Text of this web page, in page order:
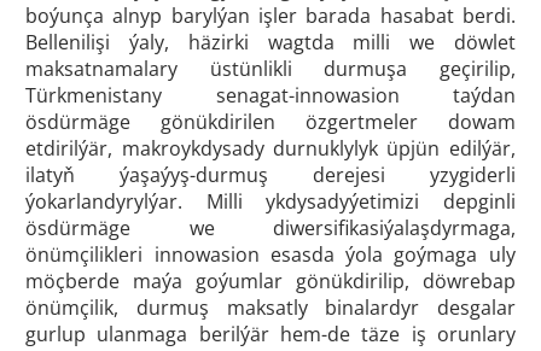
boýunça alnyp barylýan işler barada hasabat berdi.
Bellenilişi ýaly, häzirki wagtda milli we döwlet
maksatnamalary üstünlikli durmuşa geçirilip,
Türkmenistany senagat-innowasion taýdan
ösdürmäge gönükdirilen özgertmeler dowam
etdirilýär, makroykdysady durnuklylyk üpjün edilýär,
ilatyň ýaşaýyş-durmuş derejesi yzygiderli
ýokarlandyrylýar. Milli ykdysadyýetimizi depginli
ösdürmäge we diwersifikasiýalaşdyrmaga,
önümçilikleri innowasion esasda ýola goýmaga uly
möçberde maýa goýumlar gönükdirilip, döwrebap
önümçilik, durmuş maksatly binalardyr desgalar
gurlup ulanmaga berilýär hem-de täze iş orunlary